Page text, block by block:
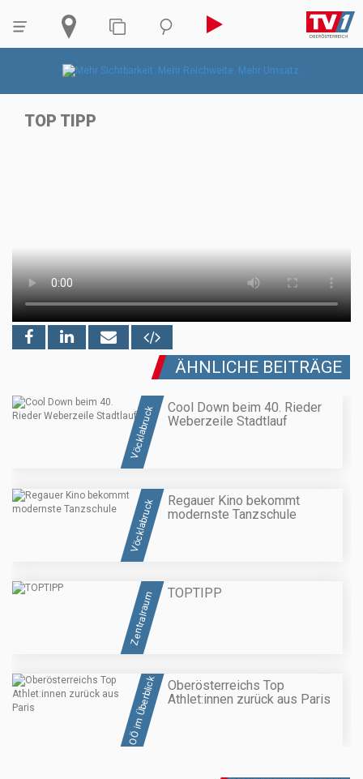
TOP TIPP
ÄHNLICHE BEITRÄGE
Vöcklabruck
Cool Down beim 40. Rieder
Weberzeile Stadtlauf
Vöcklabruck
Regauer Kino bekommt
modernste Tanzschule
Zentralraum TOPTIPP
OÖ im Überblick
Oberösterreichs Top
Athlet:innen zurück aus Paris